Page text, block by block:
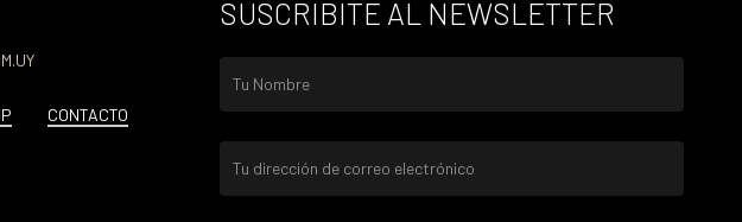
CONTACTO
SUSCRIBITE AL NEWSLETTER